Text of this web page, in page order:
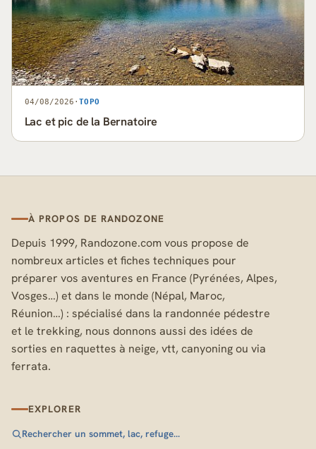
04/08/2026 · TOPO
Lac et pic de la Bernatoire
À PROPOS DE RANDOZONE
Depuis 1999, Randozone.com vous propose de
nombreux articles et fiches techniques pour
préparer vos aventures en France (Pyrénées, Alpes,
Vosges…) et dans le monde (Népal, Maroc,
Réunion…) : spécialisé dans la randonnée pédestre
et le trekking, nous donnons aussi des idées de
sorties en raquettes à neige, vtt, canyoning ou via
ferrata.
EXPLORER
Rechercher un sommet, lac, refuge…